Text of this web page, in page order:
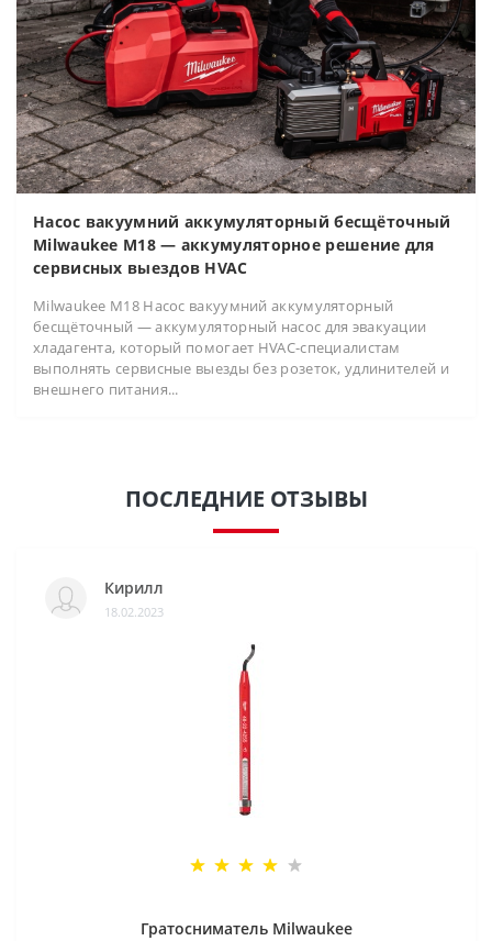
Насос вакуумний аккумуляторный бесщёточный
Milwaukee M18 — аккумуляторное решение для
сервисных выездов HVAC
Milwaukee M18 Насос вакуумний аккумуляторный
бесщёточный — аккумуляторный насос для эвакуации
хладагента, который помогает HVAC-специалистам
выполнять сервисные выезды без розеток, удлинителей и
внешнего питания...
ПОСЛЕДНИЕ ОТЗЫВЫ
Кирилл
18.02.2023
Гратосниматель Milwaukee